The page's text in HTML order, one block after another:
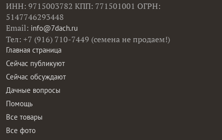
ИНН: 9715003782 КПП: 771501001 ОГРН:
5147746293448
Email: info@7dach.ru
Тел: +7 (916) 710-7449 (семена не продаем!)
Главная страница
Сейчас публикуют
Сейчас обсуждают
Дачные вопросы
Помощь
Все товары
Все фото